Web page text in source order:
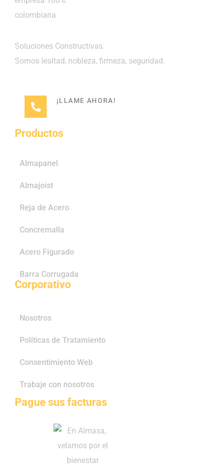
Soluciones Constructivas.
Somos lealtad, nobleza, firmeza, seguridad.
¡LLAME AHORA!
Productos
Almapanel
Almajoist
Reja de Acero
Concremalla
Acero Figurado
Barra Corrugada
Corporativo
Nosotros
Políticas de Tratamiento
Consentimiento Web
Trabaje con nosotros
Pague sus facturas